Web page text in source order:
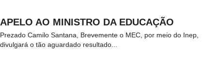
APELO AO MINISTRO DA EDUCAÇÃO
Prezado Camilo Santana, Brevemente o MEC, por meio do Inep,
divulgará o tão aguardado resultado...